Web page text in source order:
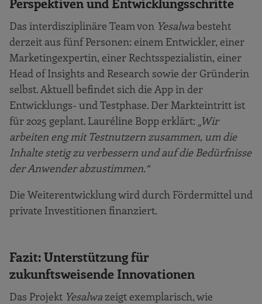
Das interdisziplinäre Team von Yesalwabesteht
derzeit aus fünf Personen: einem Entwickler, einer
Marketingexpertin, einer Rechtsspezialistin, einer
Head of Insights and Research sowie der Gründerin
selbst. Aktuell befindet sich die App in der
Entwicklungs- und Testphase. Der Markteintritt ist
für 2025 geplant. Lauréline Bopp erklärt: „Wir
arbeiten eng mit Testnutzern zusammen, um die
Inhalte stetig zu verbessern und auf die Bedürfnisse
der Anwender abzustimmen.“
Die Weiterentwicklung wird durch Fördermittel und
private Investitionen finanziert.
Fazit: Unterstützung für
zukunftsweisende Innovationen
Das Projekt Yesalwazeigt exemplarisch, wie